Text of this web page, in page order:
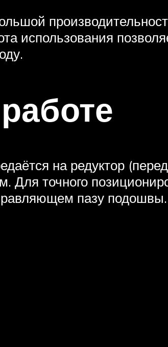
использования
на редуктор
Для точного
пазу подошвы.